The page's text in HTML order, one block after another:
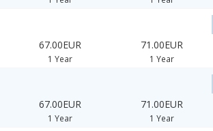
67.00EUR
1 Year
71.00EUR
1 Year
67.00EUR
1 Year
71.00EUR
1 Year